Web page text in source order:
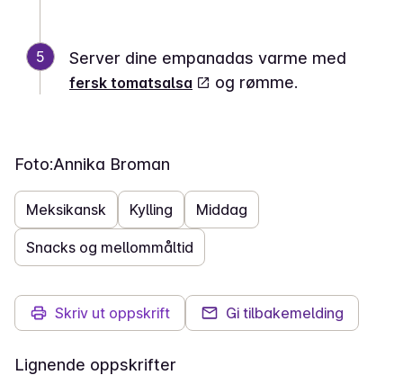
5 Server dine empanadas varme med
fersk tomatsalsa og rømme.
Foto:Annika Broman
Meksikansk Kylling Middag
Snacks og mellommåltid
Skriv ut oppskrift Gi tilbakemelding
Lignende oppskrifter